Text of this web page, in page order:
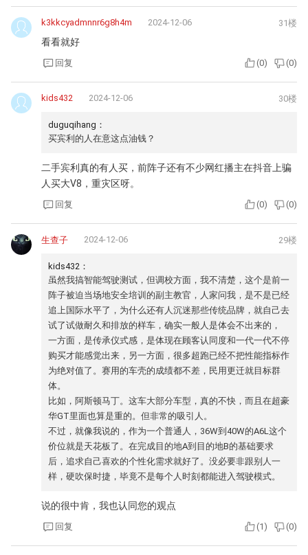
k3kkcyadmnnr6g8h4m 2024-12-06 31楼
看看就好
回复 (0) (0)
kids432 2024-12-06 30楼
duguqihang：
买宾利的人在意这点油钱？
二手宾利真的有人买，前阵子还有不少网红播主在抖音上骗
人买大V8，重灾区呀。
回复 (0) (0)
生查子 2024-12-06 29楼
kids432：
虽然我搞智能驾驶测试，但调校方面，我不清楚，这个是前一
阵子被迫当场地安全培训的副主教官，人家问我，是不是已经
追上国际水平了，为什么还有人沉迷那些传统品牌，就自己去
试了试做耐久和排放的样车，确实一般人是体会不出来的，
一方面，是传承仪式感，是体现在顾客认同度和一代一代不停
购买才能感觉出来，另一方面，很多超跑已经不把性能指标作
为绝对值了。赛用的车壳的成绩都不差，民用更迁就目标群
体。
比如，阿斯顿马丁。这车大部分车型，真的不快，而且在超豪
华GT里面也算是重的。但非常的吸引人。
不过，就像我说的，作为一个普通人，36W到40W的A6L这个
价位就是天花板了。在完成目的地A到目的地B的基础要求
后，追求自己喜欢的个性化需求就好了。没必要非跟别人一
样，硬吹保时捷，毕竟不是每个人时刻都能进入驾驶模式。
说的很中肯，我也认同您的观点
回复 (1 ) (0)